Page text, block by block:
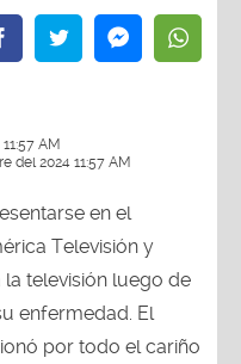
AM
del 2024 11:57 AM
en el
Televisión y
televisión luego de
enfermedad. El
por todo el cariño